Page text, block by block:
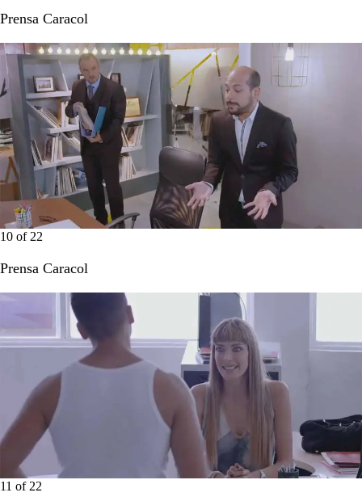
Prensa Caracol
10 of 22
Prensa Caracol
11 of22